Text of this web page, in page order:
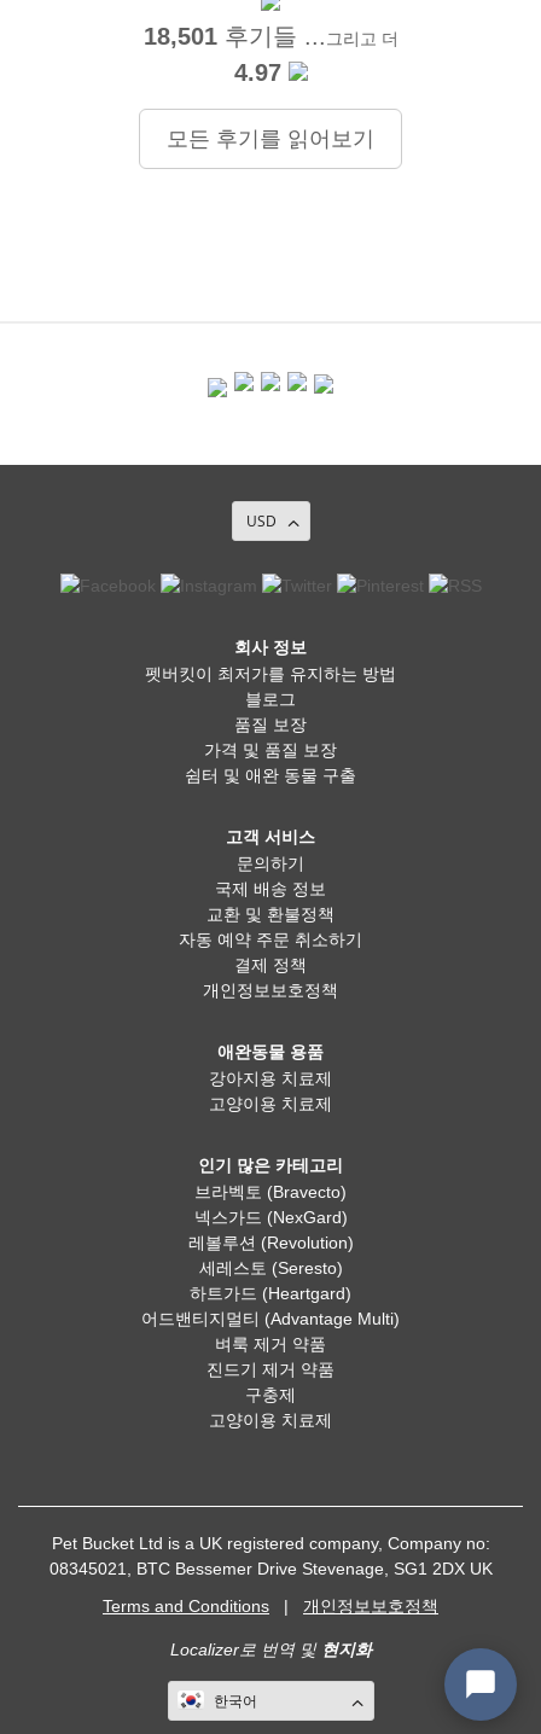
18,501후기들 ... 그리고 더
4.97
모든 후기를 읽어보기
USD
회사 정보
펫버킷이 최저가를 유지하는 방법
블로그
품질 보장
가격 및 품질 보장
쉼터 및 애완 동물 구출
고객 서비스
문의하기
국제 배송 정보
교환 및 환불정책
자동 예약 주문 취소하기
결제 정책
개인정보보호정책
애완동물 용품
강아지용 치료제
고양이용 치료제
인기 많은 카테고리
브라벡토 (Bravecto)
넥스가드 (NexGard)
레볼루션 (Revolution)
세레스토 (Seresto)
하트가드 (Heartgard)
어드밴티지멀티 (Advantage Multi)
벼룩 제거 약품
진드기 제거 약품
구충제
고양이용 치료제
Pet Bucket Ltd is a UK registered company, Company no:
08345021, BTC Bessemer Drive Stevenage, SG1 2DX UK
Terms and Conditions | 개인정보보호정책
Localizer로 번역 및 현지화
한국어